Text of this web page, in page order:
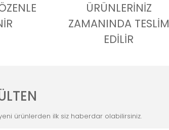
ÜRÜNLERİNİZ
ZAMANINDA TESLİM
EDİLİR
ürünlerden ilk siz haberdar olabilirsiniz.